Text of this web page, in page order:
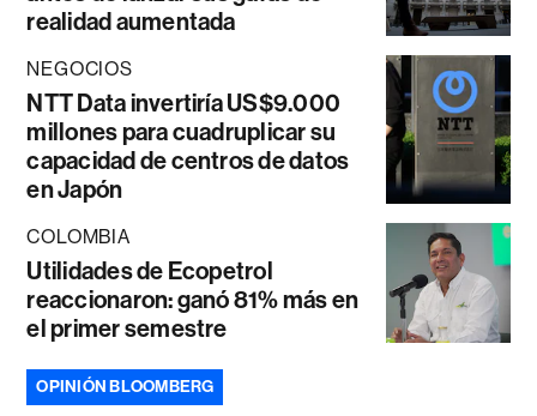
realidad aumentada
NEGOCIOS
NTT Data invertiría US$9.000
millones para cuadruplicar su
capacidad de centros de datos
en Japón
COLOMBIA
Utilidades de Ecopetrol
reaccionaron: ganó 81% más en
el primer semestre
OPINIÓN BLOOMBERG